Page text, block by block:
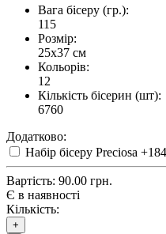
Вага бісеру (гр.):
115
Розмір:
25x37 см
Кольорів:
12
Кількість бісерин (шт):
6760
Додатково:
Набір бісеру Preciosa
Вартість: 90.00 грн.
Є в наявності
Кількість:
+